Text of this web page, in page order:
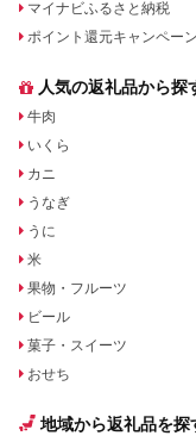
マイナビふるさと納税
ポイント還元キャンペーン
人気の返礼品から探
牛肉
いくら
カニ
うなぎ
うに
米
果物・フルーツ
ビール
菓子・スイーツ
おせち
地域から返礼品を探